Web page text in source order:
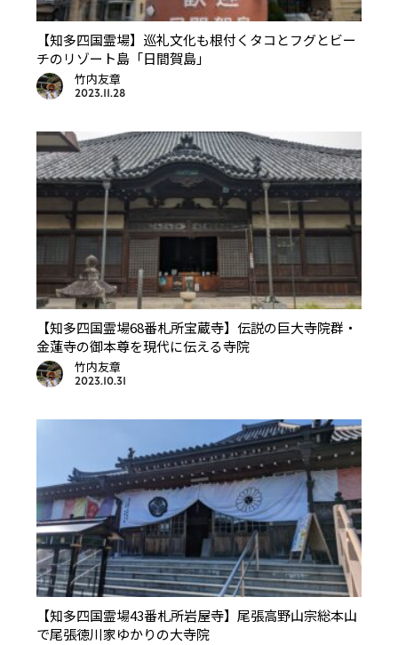
【知多四国霊場】巡礼文化も根付くタコとフグとビー
チのリゾート島「日間賀島」
竹内友章
2023.11.28
【知多四国霊場68番札所宝蔵寺】伝説の巨大寺院群・
金蓮寺の御本尊を現代に伝える寺院
竹内友章
2023.10.31
【知多四国霊場43番札所岩屋寺】尾張高野山宗総本山
で尾張徳川家ゆかりの大寺院